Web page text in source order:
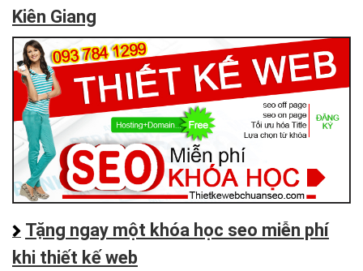
Kiên Giang
Tặng ngay một khóa học seo miễn phí
khi thiết kế web